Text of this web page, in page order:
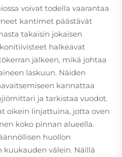
voivat todella vaarantaa
kantimet päästävät
takaisin jokaisen
halkeavat
jälkeen, mikä johtaa
laskuun. Näiden
kannattaa
ja tarkistaa vuodot.
oikein linjattuina, jotta oven
koko pinnan alueella.
huollon
kuukauden välein. Näillä